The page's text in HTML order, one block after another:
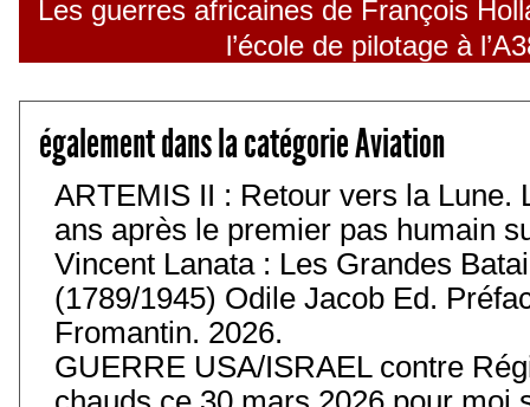
Les guerres africaines de François
l’école de pilotage à
également dans la catégorie Aviation
ARTEMIS II : Retour vers la Lune.
ans après le premier pas humain
Vincent Lanata : Les Grandes
(1789/1945) Odile Jacob Ed.
Fromantin. 2026.
GUERRE USA/ISRAEL contre